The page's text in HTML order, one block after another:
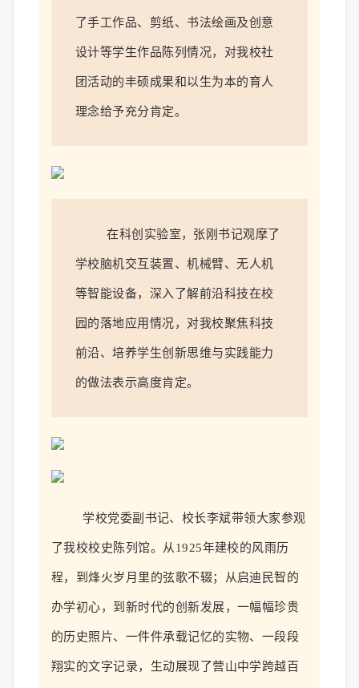
了手工作品、剪纸、书法绘画及创意
设计等学生作品陈列情况，对我校社
团活动的丰硕成果和以生为本的育人
理念给予充分肯定。
在科创实验室，张刚书记观摩了
学校脑机交互装置、机械臂、无人机
等智能设备，深入了解前沿科技在校
园的落地应用情况，对我校聚焦科技
前沿、培养学生创新思维与实践能力
的做法表示高度肯定。
学校党委副书记、 校长李斌带领大家参观
了我校校史陈列馆。从 1925年建校的风雨历
程，到烽火岁月里的弦歌不辍；从启迪民智的
办学初心，到新时代的创新发展，一幅幅珍贵
的历史照片、一件件承载记忆的实物、一段段
翔实的文字记录，生动展现了营山中学跨越百